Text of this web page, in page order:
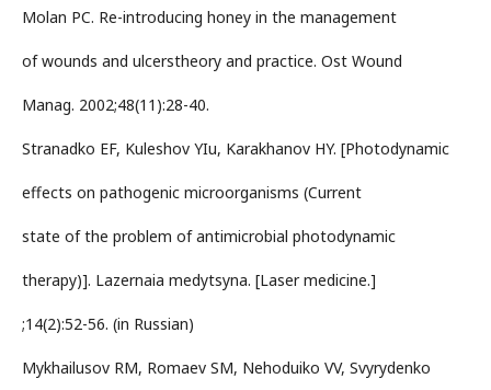
Molan PC. Re-introducing honey in the management
of wounds and ulcerstheory and practice. Ost Wound
Manag. 2002;48(11):28-40.
Stranadko EF, Kuleshov YIu, Karakhanov HY. [Photodynamic
effects on pathogenic microorganisms (Current
state of the problem of antimicrobial photodynamic
therapy)]. Lazernaia medytsyna. [Laser medicine.]
;14(2):52-56. (in Russian)
Mykhailusov RM, Romaev SM, Nehoduiko VV, Svyrydenko